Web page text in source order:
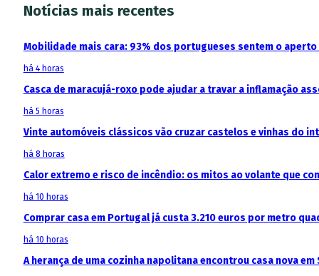
Notícias mais recentes
Mobilidade mais cara: 93% dos portugueses sentem o
há 4 horas
Casca de maracujá-roxo pode ajudar a travar a inflamação
há 5 horas
Vinte automóveis clássicos vão cruzar castelos e vinhas do
há 8 horas
Calor extremo e risco de incêndio: os mitos ao volante que
há 10 horas
Comprar casa em Portugal já custa 3.210 euros por metro
há 10 horas
A herança de uma cozinha napolitana encontrou casa nova em